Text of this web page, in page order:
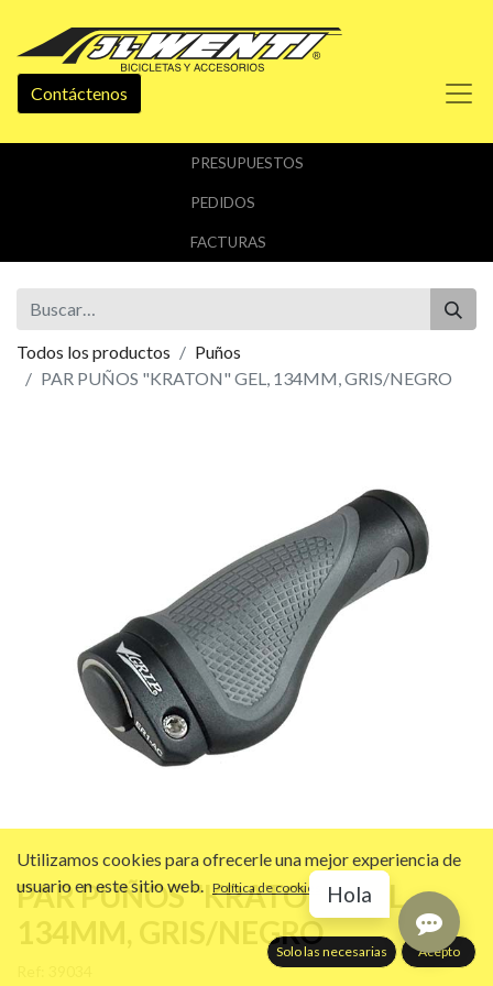
Contáctenos
PRESUPUESTOS
PEDIDOS
FACTURAS
Todos los productos
Puños
PAR PUÑOS "KRATON" GEL, 134MM, GRIS/NEGRO
PAR PUÑOS "KRATON" GEL,
134MM, GRIS/NEGRO
Utilizamos cookies para ofrecerle una mejor experiencia de
usuario en este sitio web. Política de cookies
Solo las necesarias Acepto
Hola